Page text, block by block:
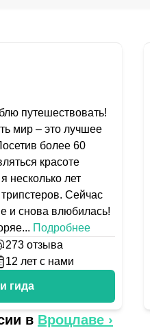
путешествовать!
мир – это лучшее
более 60
красоте
несколько лет
Сейчас
и снова влюбилась!
... Подробнее
273 отзыва
12 лет с нами
гида
в Вроцлаве ›